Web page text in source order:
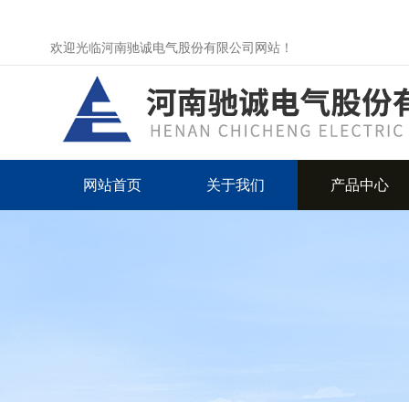
欢迎光临河南驰诚电气股份有限公司网站！
网站首页 关于我们 产品中心